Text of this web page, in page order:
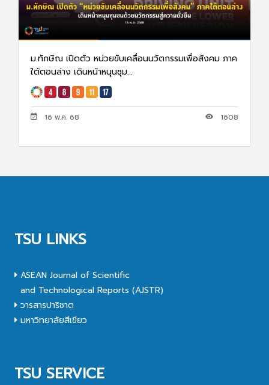
ม.ทักษิณ เปิดตัว หน่วยขับเคลื่อนนวัตกรรมเพื่อสังคม ภาค
ใต้ตอนล่าง เดินหน้าหนุนชุม...
16 พ.ค. 68 1608
TSU LINKS
ASEAN Journal of Scientific
and Technological Reports (AJSTR)
วารสารปาริชาต
มหาวิทยาลัยสีเขียว
TSU SERVICE